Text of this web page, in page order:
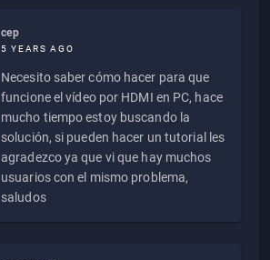
cep
5 YEARS AGO
Necesito saber cómo hacer para que
funcione el vídeo por HDMI en PC, hace
mucho tiempo estoy buscando la
solución, si pueden hacer un tutorial les
agradezco ya que vi que hay muchos
usuarios con el mismo problema,
saludos